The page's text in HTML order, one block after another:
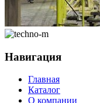
Навигация
Главная
Каталог
О компании